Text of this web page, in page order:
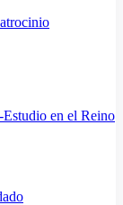
en el Reino